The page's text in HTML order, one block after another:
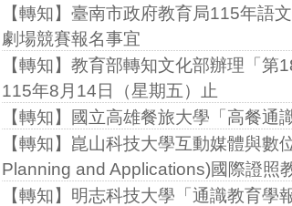
【轉知】臺南市政府教育局115年語
劇場競賽報名事宜
【轉知】教育部轉知文化部辦理「
115年8月14日（星期五）止
【轉知】國立高雄餐旅大學「高餐
【轉知】崑山科技大學互動媒體與
Planning and Applications)國際證照
【轉知】明志科技大學「通識教育學